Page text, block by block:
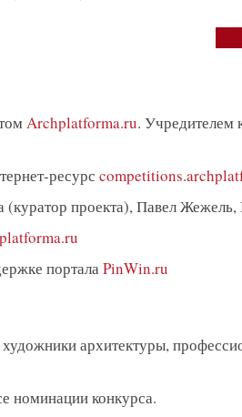
Archplatforma.ru. Учредителем
ресурс
проекта), Павел Жежель,
порталаPinWin.ru
архитектуры,
номинации конкурса.